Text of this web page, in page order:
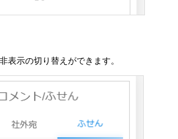
表示の切り替えができます。